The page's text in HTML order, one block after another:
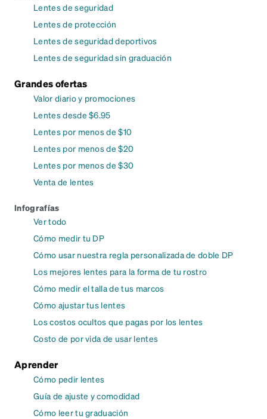
Lentes de seguridad
Lentes de protección
Lentes de seguridad deportivos
Lentes de seguridad sin graduación
Grandes ofertas
Valor diario y promociones
Lentes desde $6.95
Lentes por menos de $10
Lentes por menos de $20
Lentes por menos de $30
Venta de lentes
Infografías
Ver todo
Cómo medir tu DP
Cómo usar nuestra regla personalizada de doble DP
Los mejores lentes para la forma de tu rostro
Cómo medir el talla de tus marcos
Cómo ajustar tus lentes
Los costos ocultos que pagas por los lentes
Costo de por vida de usar lentes
Aprender
Cómo pedir lentes
Guía de ajuste y comodidad
Cómo leer tu graduación